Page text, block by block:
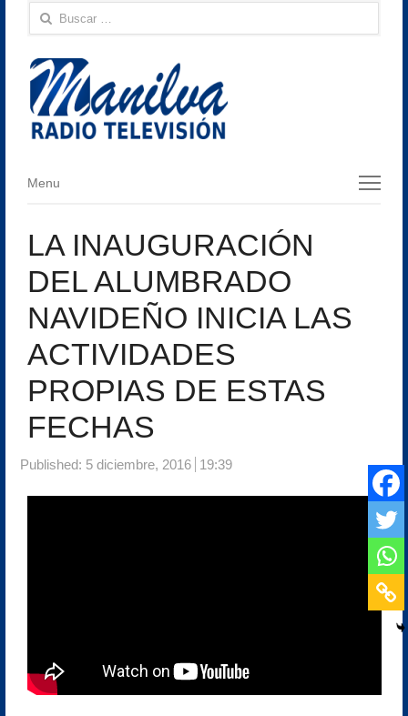
Buscar:
Menu
Menu
LA INAUGURACIÓN
DEL ALUMBRADO
NAVIDEÑO INICIA LAS
ACTIVIDADES
PROPIAS DE ESTAS
FECHAS
Published: 5 diciembre, 2016 19:39